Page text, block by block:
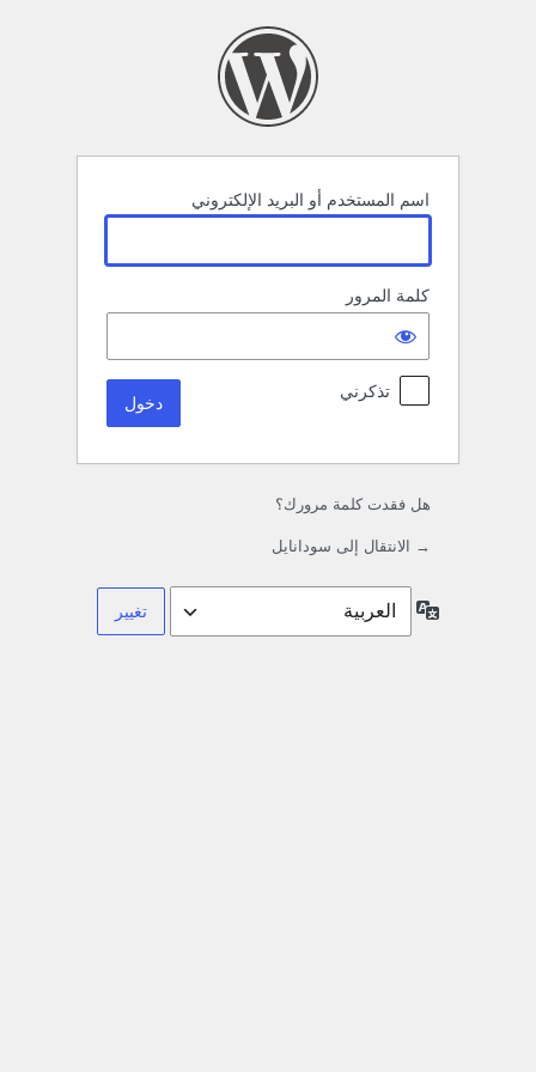
اسم المستخدم أو البريد الإلكتروني
كلمة المرور
تذكرني
هل فقدت كلمة مرورك؟
→ الانتقال إلى سودانايل
اللغة